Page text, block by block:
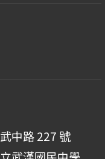
中路 227 號